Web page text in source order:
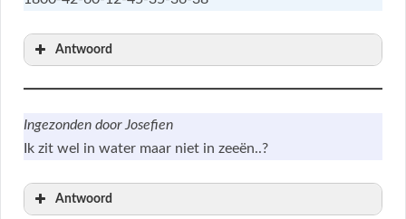
Antwoord
Ingezonden door Josefien
Ik zit wel in water maar niet in zeeën..?
Antwoord